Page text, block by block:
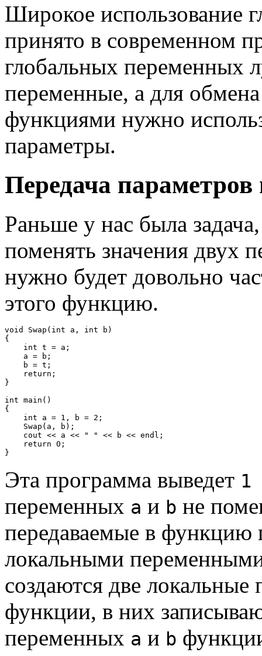
Широкое использование
принято в современном
глобальных переменных
переменные, а для
функциями нужно
параметры.
Передача
Раньше у нас была
поменять значения двух
нужно будет довольно
этого функцию.
void Swap(int a, int b)
{
    int t = a;
    a = b;
    b = t;
    return;
}
int main()
{
    int a = 1, b = 2;
    Swap(a, b);
    cout << a << " " << b << endl;
    return 0;
Эта программа выведет 1
переменных a и b не
передаваемые в функцию
локальными
создаются две
функции, в них
переменных a и b